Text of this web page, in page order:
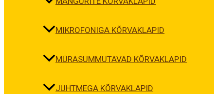
MIKROFONIGA KÕRVAKLAPID
MÜRASUMMUTAVAD KÕRVAKLAPID
JUHTMEGA KÕRVAKLAPID